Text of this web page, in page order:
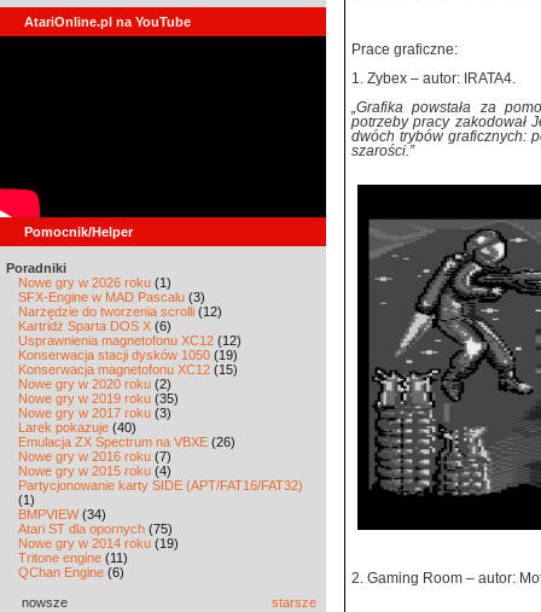
AtariOnline.pl na YouTube
Pomocnik/Helper
Poradniki
Nowe gry w 2026 roku (1)
SFX-Engine w MAD Pascalu (3)
Narzędzie do tworzenia scrolli (12)
Kartridż Sparta DOS X (6)
Usprawnienia magnetofonu XC12 (12)
Konserwacja stacji dysków 1050 (19)
Konserwacja magnetofonu XC12 (15)
Nowe gry w 2020 roku (2)
Nowe gry w 2019 roku (35)
Nowe gry w 2017 roku (3)
Larek pokazuje (40)
Emulacja ZX Spectrum na VBXE (26)
Nowe gry w 2016 roku (7)
Nowe gry w 2015 roku (4)
Partycjonowanie karty SIDE (APT/FAT16/FAT32)
(1)
BMPVIEW(34)
Atari ST dla opornych (75)
Nowe gry w 2014 roku (19)
Tritone engine (11)
QChan Engine (6)
nowsze starsze
Prace graficzne:
1. Zybex – autor: IRATA4.
„Grafika powstała za
potrzeby pracy zakodował
dwóch trybów graficznych:
szarości.”
2. Gaming Room – autor: